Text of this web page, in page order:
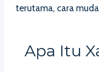
terutama, cara
Apa Itu